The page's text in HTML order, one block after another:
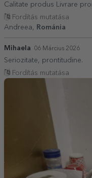
Calitate produs Livrare
Fordítás mutatása
Andreea,
Románia
Mihaela 06 Március 2026
Seriozitate, prontitudine.
Fordítás mutatása